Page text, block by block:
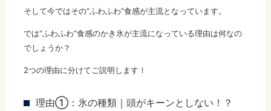
そして今ではその“ふわふわ”食感が主流となっています。
では“ふわふわ”食感のかき氷が主流になっている理由は何なの
でしょうか？
2つの理由に分けてご説明します！
理由①：氷の種類｜頭がキーンとしない！？